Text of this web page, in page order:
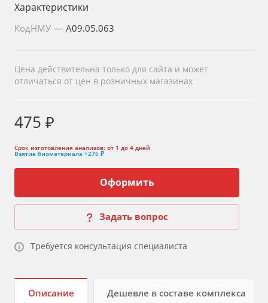
Характеристики
КодНМУ — A09.05.063
Цена действительна только для сайта и может
отличаться от цен в розничных магазинах
475 ₽
Срок изготовления анализов: от 1 до 4 дней
Взятие биоматериала +275 ₽
Оформить
Задать вопрос
Требуется консультация специалиста
Описание Дешевле в составе комплекса